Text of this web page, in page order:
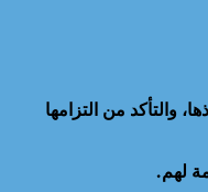
والتأكد من التزامها
لهم.